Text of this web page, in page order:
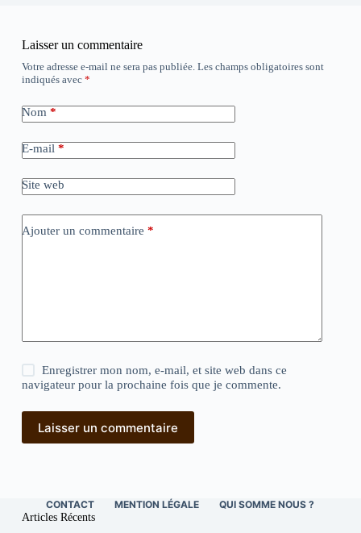
Laisser un commentaire
Votre adresse e-mail ne sera pas publiée. Les champs obligatoires sont
indiqués avec *
Nom *
E-mail *
Site web
Ajouter un commentaire *
Enregistrer mon nom, e-mail, et site web dans ce
navigateur pour la prochaine fois que je commente.
Laisser un commentaire
CONTACT MENTION LÉGALE QUI SOMME NOUS ?
Articles Récents